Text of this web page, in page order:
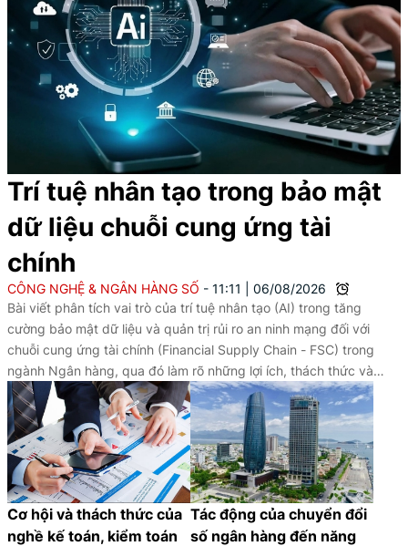
Trí tuệ nhân tạo trong bảo mật
dữ liệu chuỗi cung ứng tài
chính
CÔNG NGHỆ & NGÂN HÀNG SỐ 11:11
06/08/2026
Bài viết phân tích vai trò của trí tuệ nhân tạo (AI) trong tăng
cường bảo mật dữ liệu và quản trị rủi ro an ninh mạng đối với
chuỗi cung ứng tài chính (Financial Supply Chain - FSC) trong
ngành Ngân hàng, qua đó làm rõ những lợi ích, thách thức và
hàm ý nhằm nâng cao hiệu quả ứng dụng AI trong bối cảnh
chuyển đổi số.
Cơ hội và thách thức của
nghề kế toán, kiểm toán
Tác động của chuyển đổi
số ngân hàng đến năng